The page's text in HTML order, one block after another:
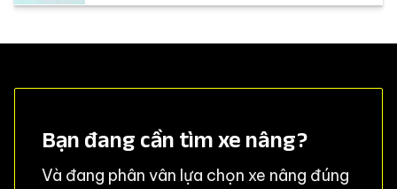
Bạn đang cần tìm xe nâng?
Và đang phân vân lựa chọn xe nâng đúng